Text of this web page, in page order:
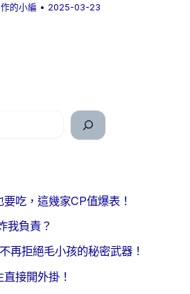
的小編 • 2025-03-23
吃，這幾家CP值爆表！
我負責？
再拒絕毛小孩的秘密武器！
接開外掛！